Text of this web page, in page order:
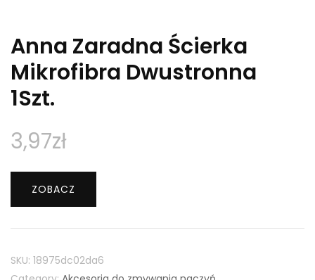
Anna Zaradna Ścierka
Mikrofibra Dwustronna
1Szt.
3,97zł
ZOBACZ
SKU: 18975dc02da6